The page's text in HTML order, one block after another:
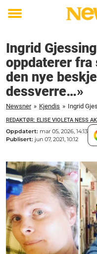
Toggle
Ingrid
oppdaterer fra
den nye
dessverre…»
Newsner » Kjendis »
REDAKTØR: ELISE VIOLETA NESS
Oppdatert: mar 05, 2026, 14:13
Publisert: jun 07, 2021, 10:12